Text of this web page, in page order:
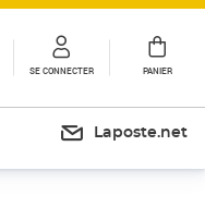
SE CONNECTER PANIER
Laposte.net